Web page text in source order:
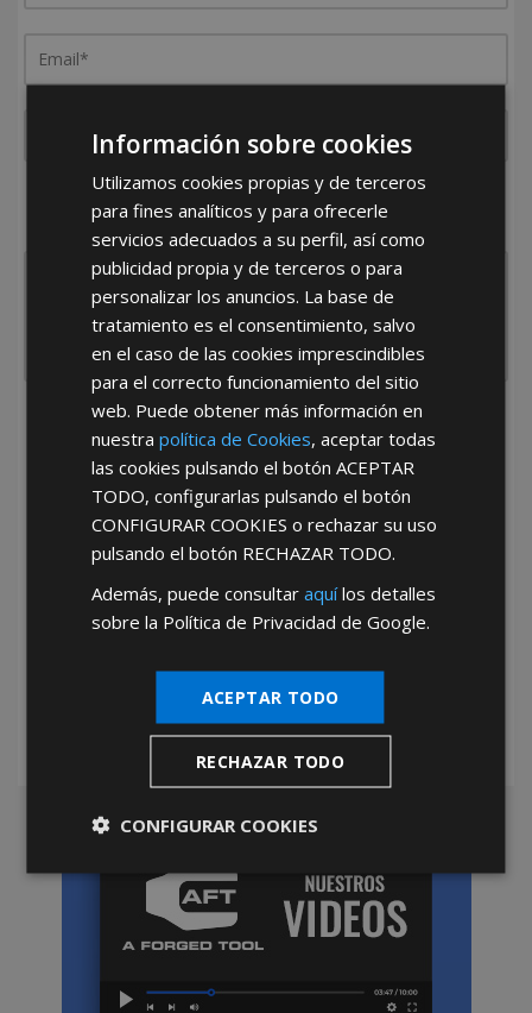
¿De dónde es la empresa?
España
Portugal Otros
He leído y acepto laPolítica de Privacidad
*Abstenerse particulares, sólo venta a tiendas y empresas minoristas y
Información sobre cookies
Utilizamos cookies propias y de terceros
para fines analíticos y para ofrecerle
servicios adecuados a su perfil, así como
publicidad propia y de terceros o para
personalizar los anuncios. La base de
tratamiento es el consentimiento, salvo
en el caso de las cookies imprescindibles
para el correcto funcionamiento del sitio
web. Puede obtener más información en
nuestrapolítica de Cookies, aceptar todas
las cookies pulsando el botónACEPTAR
TODO, configurarlas pulsando el botón
CONFIGURAR COOKIES o rechazar su uso
pulsando el botón RECHAZAR TODO.
Además, puede consultaraquílos detalles
sobre la Política de Privacidad de Google.
ACEPTAR TODO
RECHAZAR TODO
CONFIGURAR COOKIES